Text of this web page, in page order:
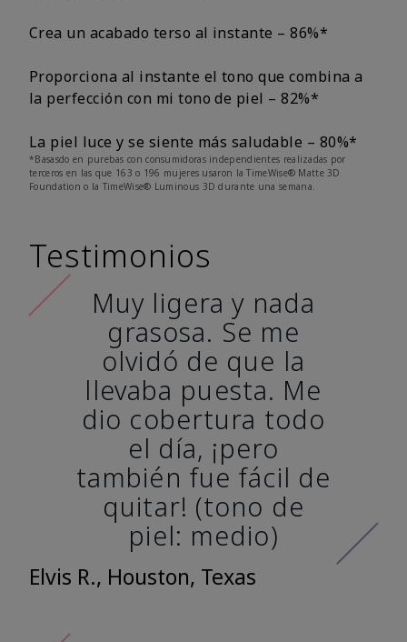
Crea un acabado terso al instante – 86%*
Proporciona al instante el tono que combina a
la perfección con mi tono de piel – 82%*
La piel luce y se siente más saludable – 80%*
*Basasdo en purebas con consumidoras independientes realizadas por
terceros en las que 163 o 196 mujeres usaron la TimeWise® Matte 3D
Foundation o la TimeWise® Luminous 3D durante una semana.
Testimonios
Muy ligera y nada
grasosa. Se me
olvidó de que la
llevaba puesta. Me
dio cobertura todo
el día, ¡pero
también fue fácil de
quitar! (tono de
piel: medio)
Elvis R., Houston, Texas